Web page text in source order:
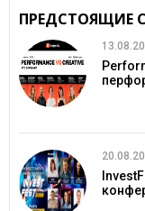
ПРЕДСТОЯЩИЕ